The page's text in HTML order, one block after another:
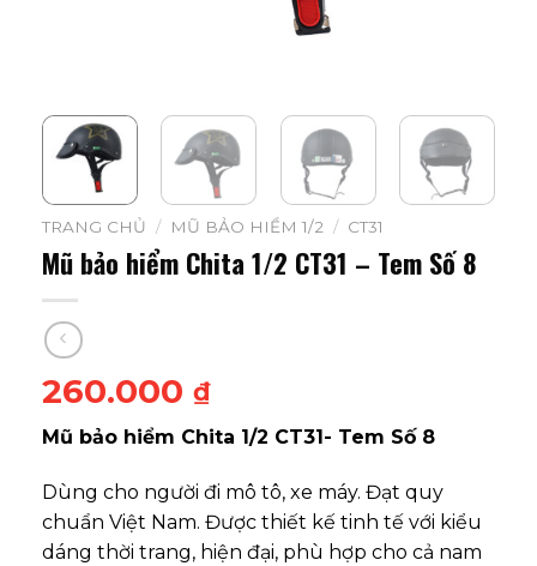
TRANG CHỦ / MŨ BẢO HIỂM 1/2 / CT31
Mũ bảo hiểm Chita 1/2 CT31 – Tem Số 8
260.000 ₫
Mũ bảo hiểm Chita 1/2 CT31- Tem Số 8
Dùng cho người đi mô tô, xe máy. Đạt quy
chuẩn Việt Nam. Được thiết kế tinh tế với kiểu
dáng thời trang, hiện đại, phù hợp cho cả nam